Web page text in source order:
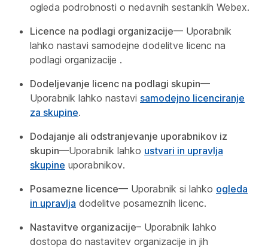
ogleda podrobnosti o nedavnih sestankih Webex.
Licence na podlagi organizacije— Uporabnik
lahko nastavi samodejne dodelitve licenc na
podlagi organizacije .
Dodeljevanje licenc na podlagi skupin—
Uporabnik lahko nastavi samodejno licenciranje
za skupine.
Dodajanje ali odstranjevanje uporabnikov iz
skupin—Uporabnik lahko ustvari in upravlja
skupine uporabnikov.
Posamezne licence— Uporabnik si lahko ogleda
in upravlja dodelitve posameznih licenc.
Nastavitve organizacije– Uporabnik lahko
dostopa do nastavitev organizacije in jih